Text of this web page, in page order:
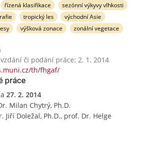
řízená klasifikace
sezónní výkyvy vlhkosti
tropický les
východní Asie
výšková zonace zonální vegetace
či podání práce: 2. 1. 2014
th/fhgaf/
práce
27. 2. 2014
Milan Chytrý, Ph.D.
Jiří Doležal, Ph.D., prof. Dr. Helge